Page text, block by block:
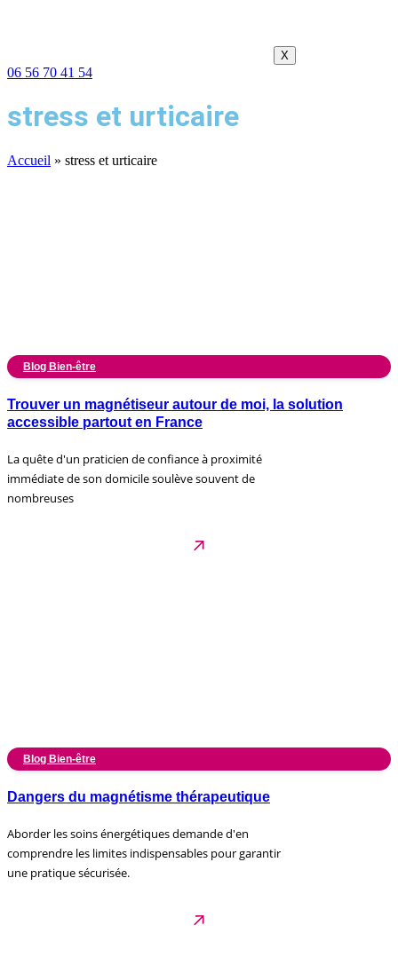
X
06 56 70 41 54
stress et urticaire
Accueil » stress et urticaire
Blog Bien-être
Trouver un magnétiseur autour de moi, la solution
accessible partout en France
La quête d'un praticien de confiance à proximité
immédiate de son domicile soulève souvent de
nombreuses
Blog Bien-être
Dangers du magnétisme thérapeutique
Aborder les soins énergétiques demande d'en
comprendre les limites indispensables pour garantir
une pratique sécurisée.